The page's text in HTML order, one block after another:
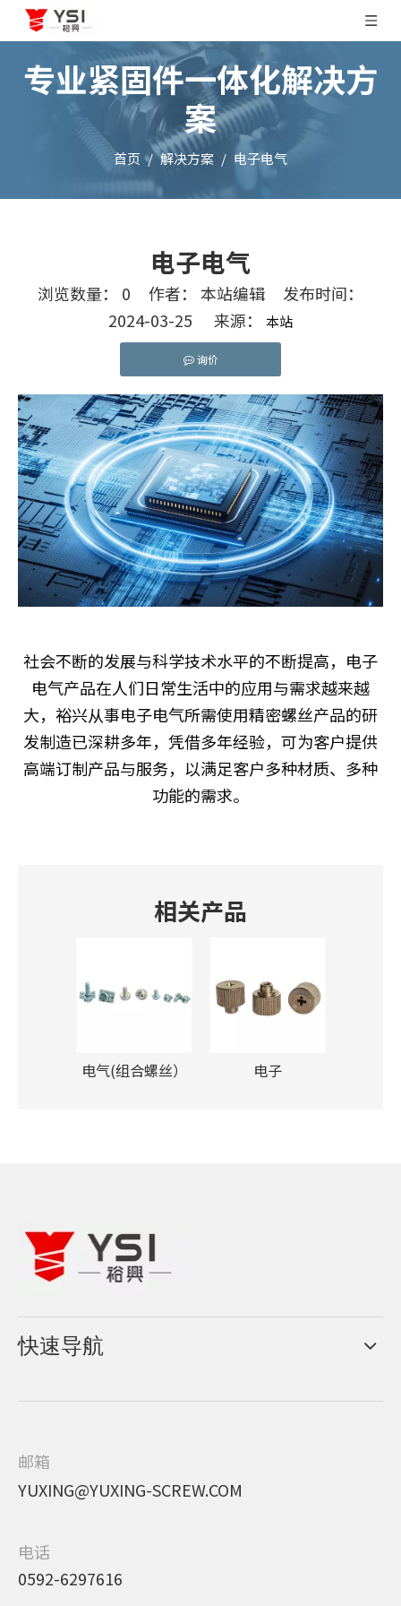
专业紧固件一体化解决方
案
首页 / 解决方案 / 电子电气
电子电气
浏览数量： 0 作者： 本站编辑 发布时间：
2024-03-25 来源：
本站
询价
社会不断的发展与科学技术水平的不断提高，电子
电气产品在人们日常生活中的应用与需求越来越
大，裕兴从事电子电气所需使用精密螺丝产品的研
发制造已深耕多年，凭借多年经验，可为客户提供
高端订制产品与服务，以满足客户多种材质、多种
功能的需求。
相关产品
电气(组合螺丝） 电子
快速导航
邮箱
YUXING@YUXING-SCREW.COM
电话
0592-6297616